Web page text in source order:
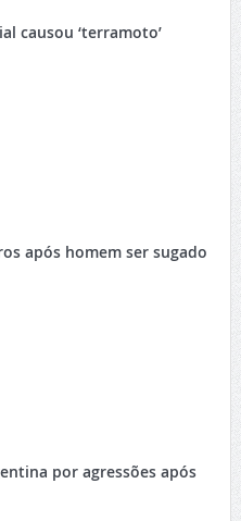
causou ‘terramoto’
após homem ser sugado
por agressões após